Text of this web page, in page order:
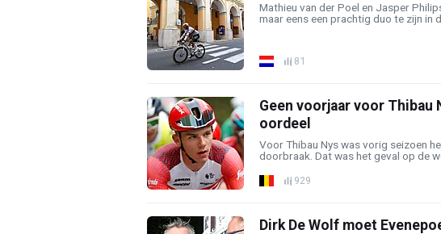
Mathieu van der Poel en Jasper
maar eens een prachtig duo te zijn in
81
Geen voorjaar voor Thibau
oordeel
Voor Thibau Nys was vorig seizoen
doorbraak. Dat was het geval op de
929
Dirk De Wolf moet